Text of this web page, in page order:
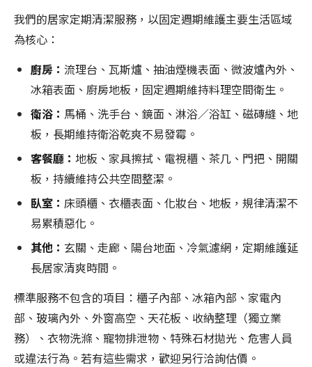
我們的居家定期清潔服務，以固定週期維護主要生活區域
為核心：
廚房： 流理台、瓦斯爐、抽油煙機表面、微波爐內外、
冰箱表面、廚房地板，固定週期維持料理空間衛生。
衛浴： 馬桶、洗手台、鏡面、淋浴／浴缸、磁磚縫、地
板，長期維持衛浴乾爽不易發霉。
客餐廳： 地板、家具擦拭、電視櫃、茶几、門把、開關
板，持續維持公共空間整潔。
臥室： 床頭櫃、衣櫃表面、化妝台、地板，規律清潔不
易累積惡化。
其他： 玄關、走廊、陽台地面、冷氣濾網，定期維護延
長居家清爽時間。
標準服務不包含的項目：櫃子內部、冰箱內部、家電內
部、玻璃內外、外窗高空、天花板、收納整理（獨立業
務）、衣物洗滌、寵物排泄物、特殊石材拋光、危害人員
或違法行為。若有這些需求，歡迎另行洽詢估價。